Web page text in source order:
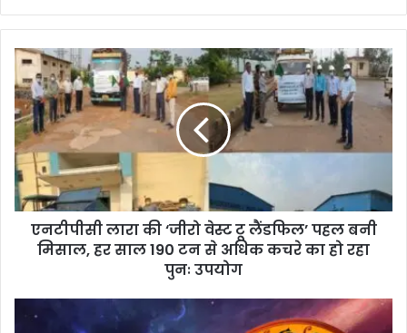
एनटीपीसी
लारा
की
‘जीरो
वेस्ट
टू
लैंडफिल’
पहल
बनी
मिसाल,
एनटीपीसी लारा की ‘जीरो वेस्ट टू लैंडफिल’ पहल बनी
मिसाल, हर साल 190 टन से अधिक कचरे का हो रहा
पुनः उपयोग